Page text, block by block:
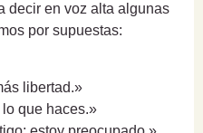
decir en voz alta algunas
por supuestas:
libertad.»
que haces.»